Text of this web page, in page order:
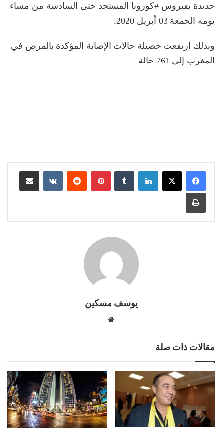
جديدة بفيروس #كورونا المستجد حتى السادسة من مساء
يومه الجمعة 03 أبريل 2020.
وبذلك ارتفعت حصيلة حالات الإصابة المؤكدة بالمرض في
المغرب إلى 761 حالة
لينكدإن بينتيريست مشاركة عبر البريد
طباعة
يوسف مسكين
مقالات ذات صلة